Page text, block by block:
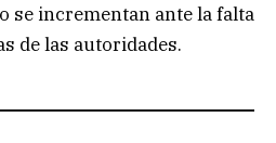
se incrementan ante la falta
de las autoridades.